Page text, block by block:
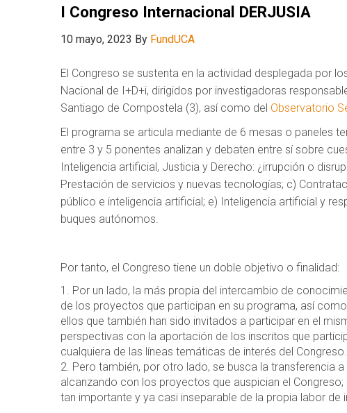
I Congreso Internacional DERJUSIA
10 mayo, 2023 By FundUCA
El Congreso se sustenta en la actividad desplegada por
Nacional de I+D+i, dirigidos por investigadoras
Santiago de Compostela (3), así como del Observatorio
El programa se articula mediante de 6 mesas o paneles
entre 3 y 5 ponentes analizan y debaten entre sí sobre
Inteligencia artificial, Justicia y Derecho: ¿irrupción o
Prestación de servicios y nuevas tecnologías; c)
público e inteligencia artificial; e) Inteligencia artificial y
buques autónomos.
Por tanto, el Congreso tiene un doble objetivo o finalidad:
Por un lado, la más propia del intercambio de
de los proyectos que participan en su programa, así
ellos que también han sido invitados a participar en el
perspectivas con la aportación de los inscritos que
cualquiera de las líneas temáticas de interés del Congreso.
Pero también, por otro lado, se busca la transferencia
alcanzando con los proyectos que auspician el
tan importante y ya casi inseparable de la propia labor de